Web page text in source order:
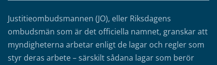
Justitieombudsmannen (JO), eller Riksdagens
ombudsmän som är det officiella namnet, granskar att
myndigheterna arbetar enligt de lagar och regler som
styr deras arbete – särskilt sådana lagar som berör